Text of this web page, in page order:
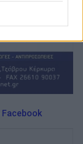
Facebook